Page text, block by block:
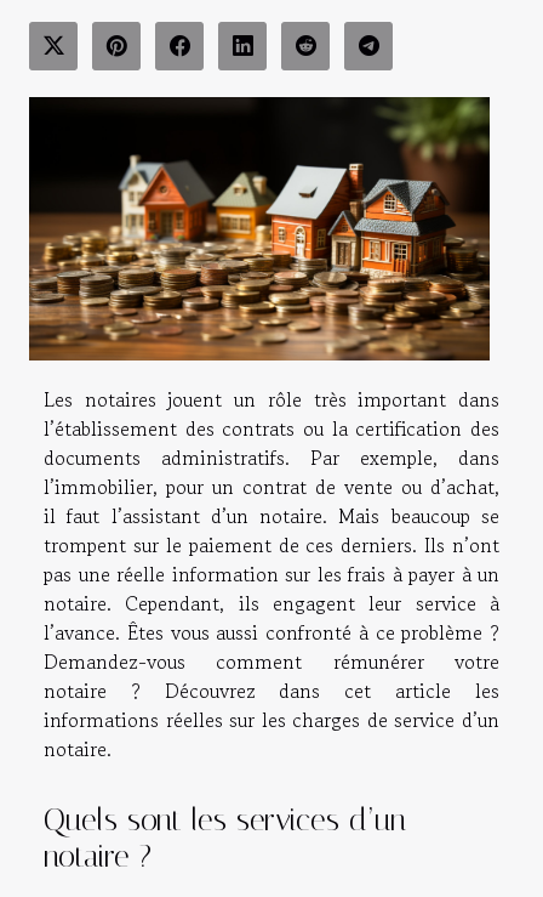
Les notaires jouent un rôle très important dans
l’établissement des contrats ou la certification des
documents administratifs. Par exemple, dans
l’immobilier, pour un contrat de vente ou d’achat,
il faut l’assistant d’un notaire. Mais beaucoup se
trompent sur le paiement de ces derniers. Ils n’ont
pas une réelle information sur les frais à payer à un
notaire. Cependant, ils engagent leur service à
l’avance. Êtes vous aussi confronté à ce problème ?
Demandez-vous comment rémunérer votre
notaire ? Découvrez dans cet article les
informations réelles sur les charges de service d’un
notaire.
Quels sont les services d’un
notaire ?